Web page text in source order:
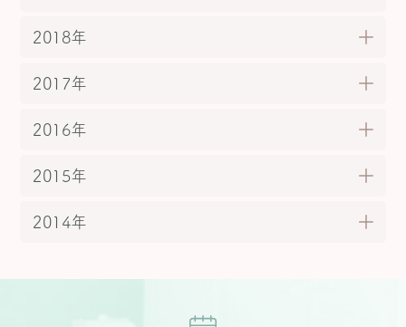
2018年
2017年
2016年
2015年
2014年